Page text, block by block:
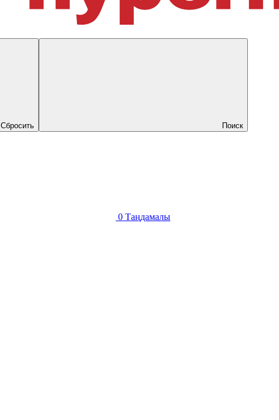
Сбросить Поиск
0 Таңдамалы